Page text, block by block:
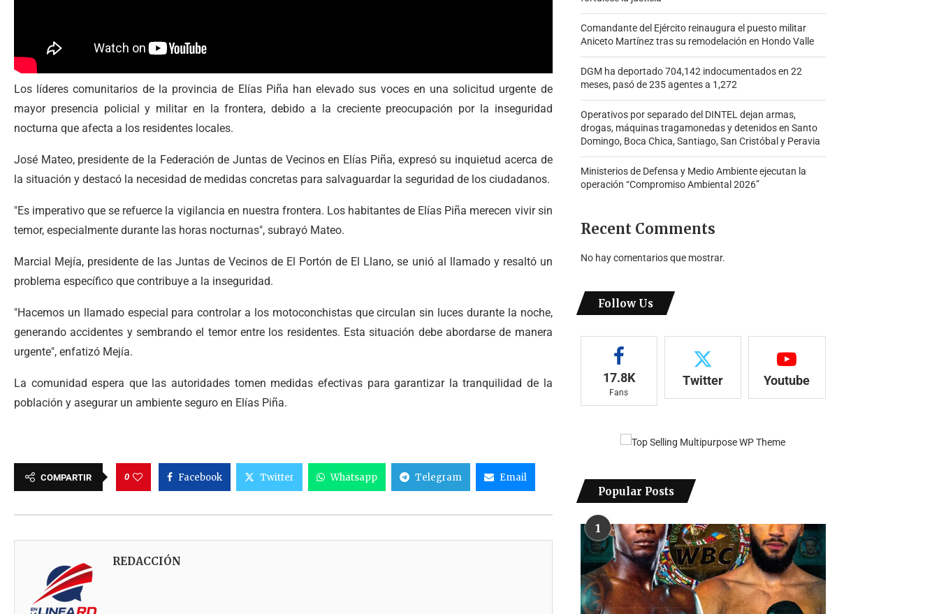
Los líderes comunitarios de la provincia de Elías Piña han elevado sus voces en una solicitud urgente de
mayor presencia policial y militar en la frontera, debido a la creciente preocupación por la inseguridad
nocturna que afecta a los residentes locales.
José Mateo, presidente de la Federación de Juntas de Vecinos en Elías Piña, expresó su inquietud acerca de
la situación y destacó la necesidad de medidas concretas para salvaguardar la seguridad de los ciudadanos.
"Es imperativo que se refuerce la vigilancia en nuestra frontera. Los habitantes de Elías Piña merecen vivir sin
temor, especialmente durante las horas nocturnas", subrayó Mateo.
Marcial Mejía, presidente de las Juntas de Vecinos de El Portón de El Llano, se unió al llamado y resaltó un
problema específico que contribuye a la inseguridad.
"Hacemos un llamado especial para controlar a los motoconchistas que circulan sin luces durante la noche,
generando accidentes y sembrando el temor entre los residentes. Esta situación debe abordarse de manera
urgente", enfatizó Mejía.
La comunidad espera que las autoridades tomen medidas efectivas para garantizar la tranquilidad de la
población y asegurar un ambiente seguro en Elías Piña.
COMPARTIR 0 Facebook Twitter Whatsapp Telegram Email
REDACCIÓN
Comandante del Ejército reinaugura el puesto militar
Aniceto Martínez tras su remodelación en Hondo Valle
DGM ha deportado 704,142 indocumentados en 22
meses, pasó de 235 agentes a 1,272
Operativos por separado del DINTEL dejan armas,
drogas, máquinas tragamonedas y detenidos en Santo
Domingo, Boca Chica, Santiago, San Cristóbal y Peravia
Ministerios de Defensa y Medio Ambiente ejecutan la
operación “Compromiso Ambiental 2026”
Recent Comments
No hay comentarios que mostrar.
Follow Us
17.8K
Fans
Twitter Youtube
Popular Posts
1